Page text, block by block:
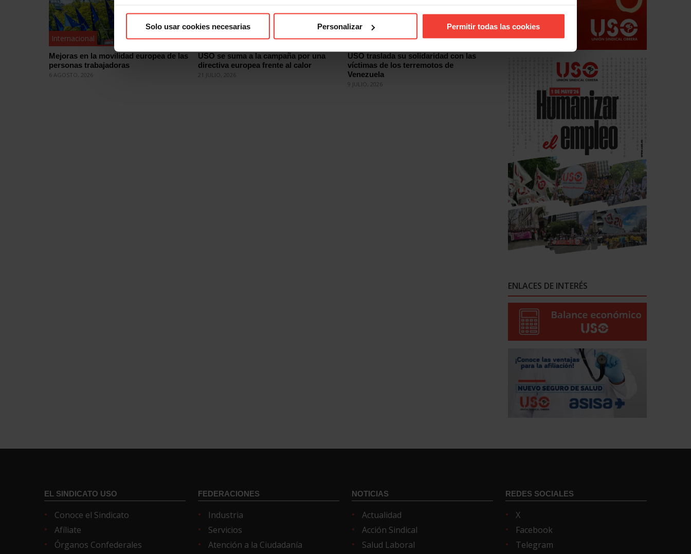
Solo usar cookies necesarias Personalizar Permitir todas las cookies
Internacional
Mejoras en la movilidad europea de las
personas trabajadoras
6 AGOSTO, 2026
Internacional
USO se suma a la campaña por una
directiva europea frente al calor
21 JULIO, 2026
Internacional
USO traslada su solidaridad con las
víctimas de los terremotos de
Venezuela
9 JULIO, 2026
ENLACES DE INTERÉS
EL SINDICATO USO
Conoce el Sindicato
Afíliate
Órganos Confederales
FEDERACIONES
Industria
Servicios
Atención a la Ciudadanía
NOTICIAS
Actualidad
Acción Sindical
Salud Laboral
REDES SOCIALES
X
Facebook
Telegram